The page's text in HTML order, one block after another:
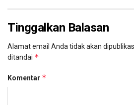
Tinggalkan Balasan
Alamat email Anda tidak akan
ditandai *
Komentar *